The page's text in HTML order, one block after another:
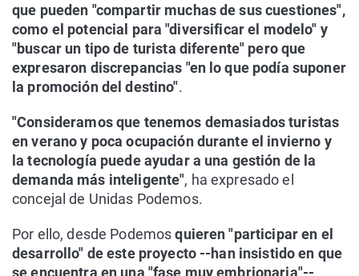
que pueden "compartir muchas de sus cuestiones",
como el potencial para "diversificar el modelo" y
"buscar un tipo de turista diferente" pero que
expresaron discrepancias "en lo que podía suponer
la promoción del destino".
"Consideramos que tenemos demasiados turistas
en verano y poca ocupación durante el invierno y
la tecnología puede ayudar a una gestión de la
demanda más inteligente", ha expresado el
concejal de Unidas Podemos.
Por ello, desde Podemosquieren "participar en el
desarrollo" de este proyecto --han insistido en que
se encuentra en una "fase muy embrionaria"--